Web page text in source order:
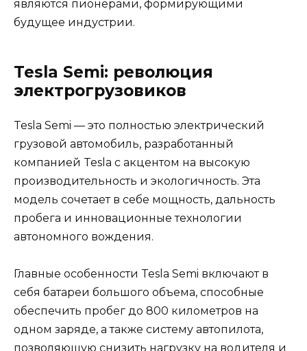
являются пионерами, формирующими
будущее индустрии.
Tesla Semi: революция
электрогрузовиков
Tesla Semi — это полностью электрический
грузовой автомобиль, разработанный
компанией Tesla с акцентом на высокую
производительность и экологичность. Эта
модель сочетает в себе мощность, дальность
пробега и инновационные технологии
автономного вождения.
Главные особенности Tesla Semi включают в
себя батареи большого объема, способные
обеспечить пробег до 800 километров на
одном заряде, а также систему автопилота,
позволяющую снизить нагрузку на водителя и